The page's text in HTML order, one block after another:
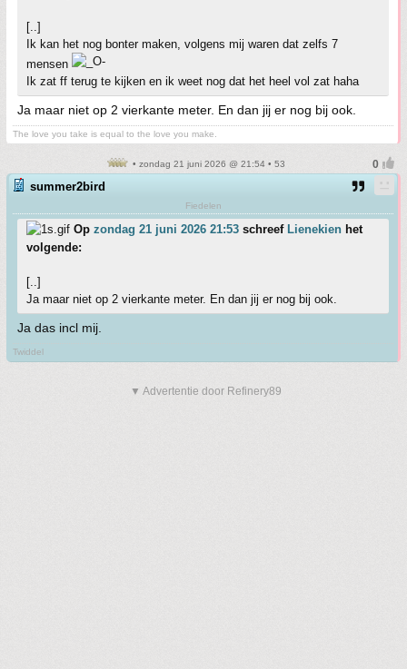
[..]
Ik kan het nog bonter maken, volgens mij waren dat zelfs 7
mensen
Ik zat ff terug te kijken en ik weet nog dat het heel vol zat haha
Ja maar niet op 2 vierkante meter. En dan jij er nog bij ook.
The love you take is equal to the love you make.
• zondag 21 juni 2026 @ 21:54 • 53
summer2bird
Fiedelen
Op zondag 21 juni 2026 21:53 schreef Lienekien het
volgende:
[..]
Ja maar niet op 2 vierkante meter. En dan jij er nog bij ook.
Ja das incl mij.
Twiddel
▼ Advertentie door Refinery89